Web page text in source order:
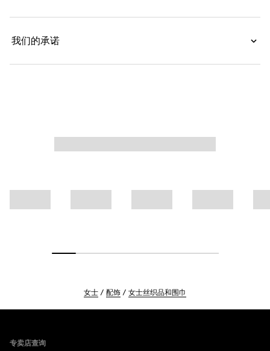
我们的承诺
女士 配饰 女士丝织品和围巾
专卖店查询